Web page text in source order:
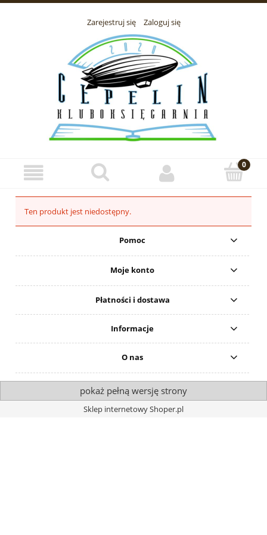
Zarejestruj się Zaloguj się
Ten produkt jest niedostępny.
Pomoc
Moje konto
Płatności i dostawa
Informacje
O nas
pokaż pełną wersję strony
Sklep internetowy Shoper.pl